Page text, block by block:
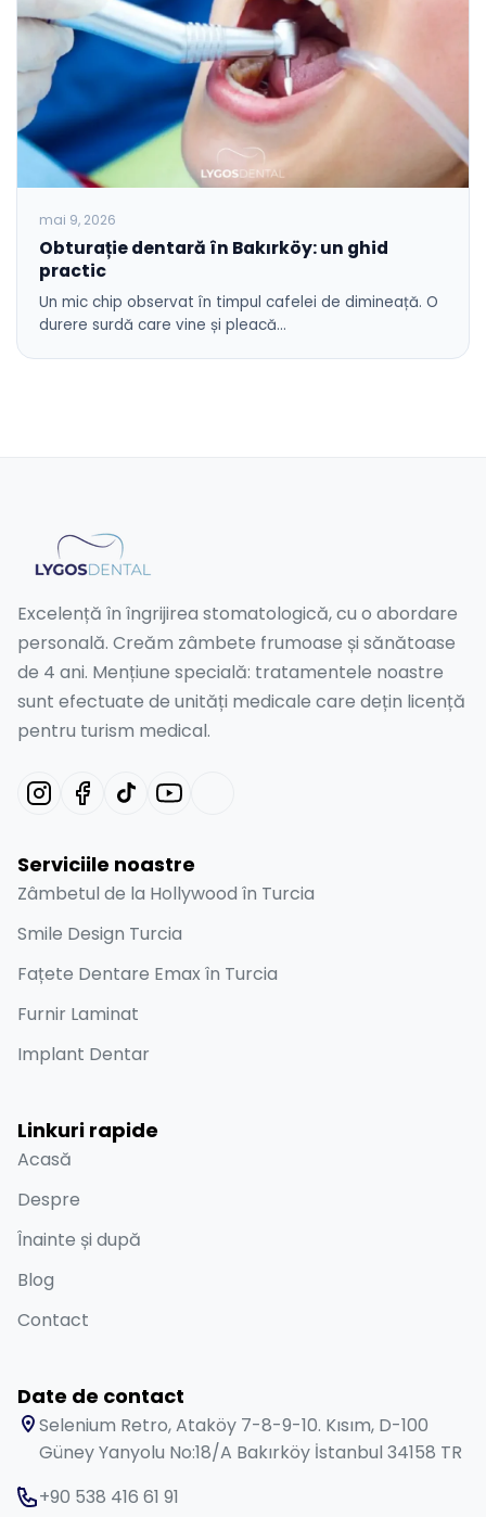
mai 9, 2026
Obturație dentară în Bakırköy: un ghid
practic
Un mic chip observat în timpul cafelei de dimineață. O
durere surdă care vine și pleacă…
Excelență în îngrijirea stomatologică, cu o abordare
personală. Creăm zâmbete frumoase și sănătoase
de 4 ani. Mențiune specială: tratamentele noastre
sunt efectuate de unități medicale care dețin licență
pentru turism medical.
Serviciile noastre
Zâmbetul de la Hollywood în Turcia
Smile Design Turcia
Fațete Dentare Emax în Turcia
Furnir Laminat
Implant Dentar
Linkuri rapide
Acasă
Despre
Înainte și după
Blog
Contact
Date de contact
Selenium Retro, Ataköy 7-8-9-10. Kısım, D-100
Güney Yanyolu No:18/A Bakırköy İstanbul 34158 TR
+90 538 416 61 91